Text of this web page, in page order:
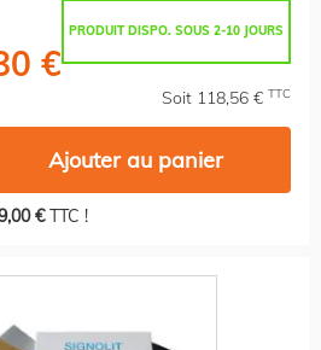
PRODUIT DISPO. SOUS 2-10 JOURS
€
Soit 118,56 € TTC
Ajouter au panier
€TTC !